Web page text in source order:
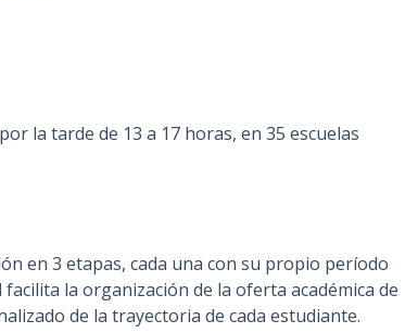
la tarde de 13 a 17 horas, en 35 escuelas
en 3 etapas, cada una con su propio período
la organización de la oferta académica de
de la trayectoria de cada estudiante.